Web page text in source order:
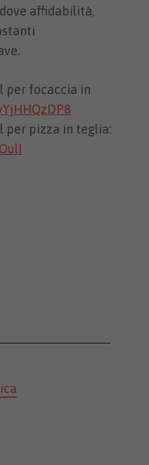
affidabilità,
per focaccia in
per pizza in teglia: